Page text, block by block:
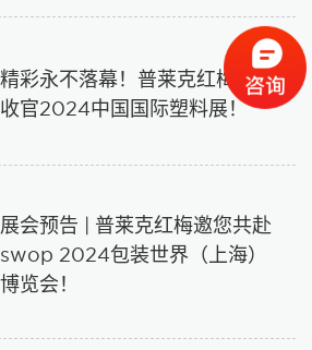
精彩永不落幕！普莱克红梅圆满
收官2024中国国际塑料展！
展会预告 | 普莱克红梅邀您共赴
swop 2024包装世界（上海）
博览会！